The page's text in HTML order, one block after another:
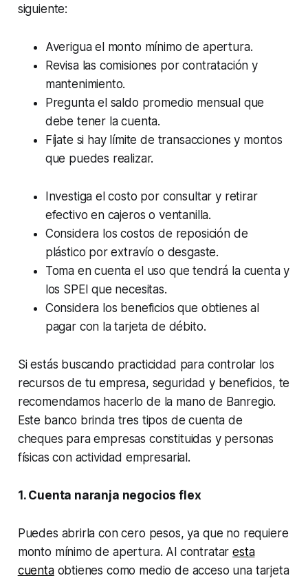
siguiente:
Averigua el monto mínimo de apertura.
Revisa las comisiones por contratación y
mantenimiento.
Pregunta el saldo promedio mensual que
debe tener la cuenta.
Fíjate si hay límite de transacciones y montos
que puedes realizar.
Investiga el costo por consultar y retirar
efectivo en cajeros o ventanilla.
Considera los costos de reposición de
plástico por extravío o desgaste.
Toma en cuenta el uso que tendrá la cuenta y
los SPEI que necesitas.
Considera los beneficios que obtienes al
pagar con la tarjeta de débito.
Si estás buscando practicidad para controlar los
recursos de tu empresa, seguridad y beneficios, te
recomendamos hacerlo de la mano de Banregio.
Este banco brinda tres tipos de cuenta de
cheques para empresas constituidas y personas
físicas con actividad empresarial.
1. Cuenta naranja negocios flex
Puedes abrirla con cero pesos, ya que no requiere
monto mínimo de apertura. Al contrataresta
cuentaobtienes como medio de acceso una tarjeta